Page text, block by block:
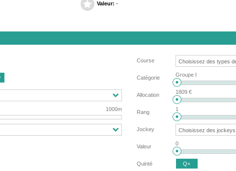
Valeur: -
1000m
Course
Catégorie Groupe I
Allocation 1809 €
Rang 1
Jockey
Valeur 0
Quinté Q+